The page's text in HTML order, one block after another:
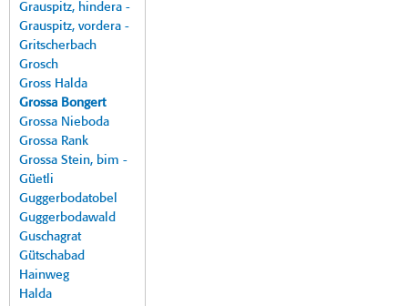
Grauspitz, hindera -
Grauspitz, vordera -
Gritscherbach
Grosch
Gross Halda
Grossa Bongert
Grossa Nieboda
Grossa Rank
Grossa Stein, bim -
Güetli
Guggerbodatobel
Guggerbodawald
Guschagrat
Gütschabad
Hainweg
Halda